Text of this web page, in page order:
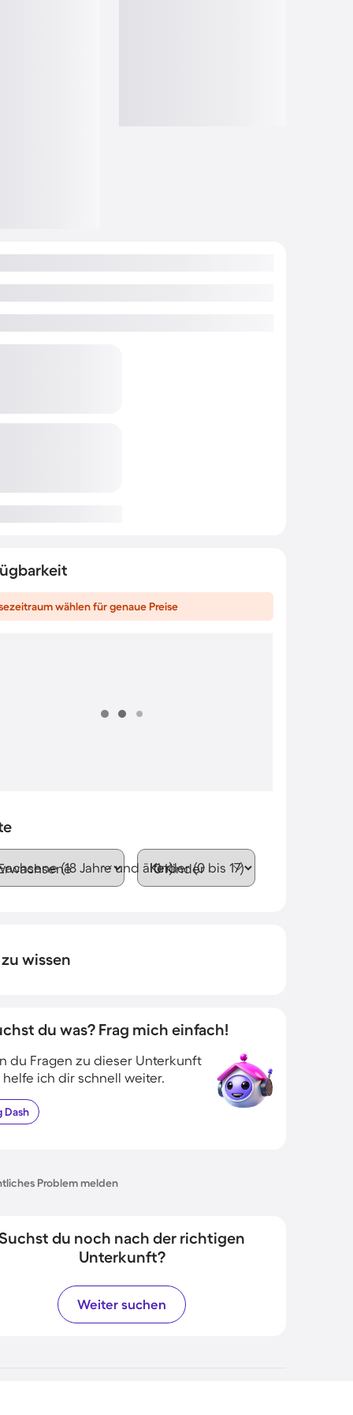
wählen für genaue Preise
(18 Jahre und älter)Kinder (0 bis 17)
wissen
du was? Frag mich einfach!
du Fragen zu dieser Unterkunft
helfe ich dir schnell weiter.
Dash
Problem melden
du noch nach der richtigen
Unterkunft?
Weiter suchen